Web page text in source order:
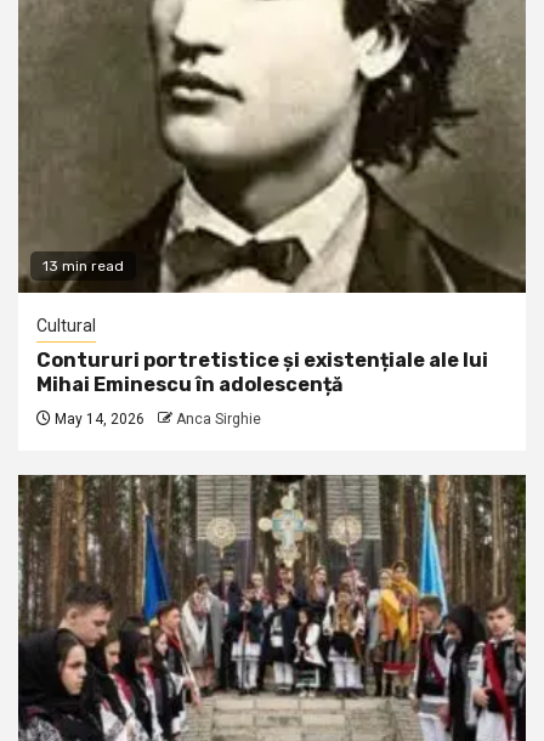
13 min read
Cultural
Contururi portretistice și existențiale ale lui
Mihai Eminescu în adolescență
May 14, 2026 Anca Sirghie